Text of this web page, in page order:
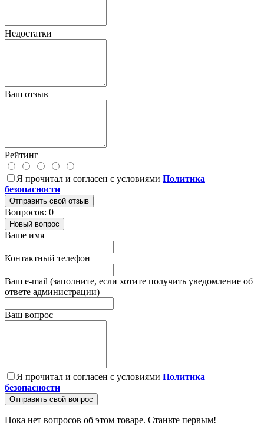
Недостатки
Ваш отзыв
Рейтинг
Я прочитал и согласен с условиями Политика
безопасности
Отправить свой отзыв
Вопросов: 0
Новый вопрос
Ваше имя
Контактный телефон
Ваш e-mail (заполните, если хотите получить уведомление об
ответе администрации)
Ваш вопрос
Я прочитал и согласен с условиями Политика
безопасности
Отправить свой вопрос
Пока нет вопросов об этом товаре. Станьте первым!